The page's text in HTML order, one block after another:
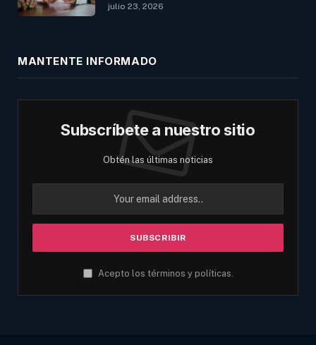
julio 23, 2026
MANTENTE INFORMADO
Subscríbete a nuestro sitio
Obtén las últimas noticias
Acepto los términos y políticas.